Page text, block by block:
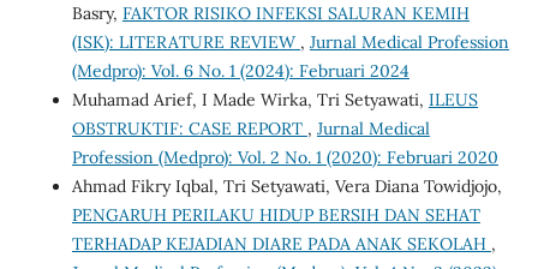
Basry, FAKTOR RISIKO INFEKSI SALURAN KEMIH
(ISK): LITERATURE REVIEW , Jurnal Medical Profession
(Medpro): Vol. 6 No. 1 (2024): Februari 2024
Muhamad Arief, I Made Wirka, Tri Setyawati, ILEUS
OBSTRUKTIF: CASE REPORT , Jurnal Medical
Profession (Medpro): Vol. 2 No. 1 (2020): Februari 2020
Ahmad Fikry Iqbal, Tri Setyawati, Vera Diana Towidjojo,
PENGARUH PERILAKU HIDUP BERSIH DAN SEHAT
TERHADAP KEJADIAN DIARE PADA ANAK SEKOLAH ,